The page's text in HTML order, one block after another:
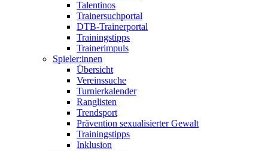
Talentinos
Trainersuchportal
DTB-Trainerportal
Trainingstipps
Trainerimpuls
Spieler:innen
Übersicht
Vereinssuche
Turnierkalender
Ranglisten
Trendsport
Prävention sexualisierter Gewalt
Trainingstipps
Inklusion